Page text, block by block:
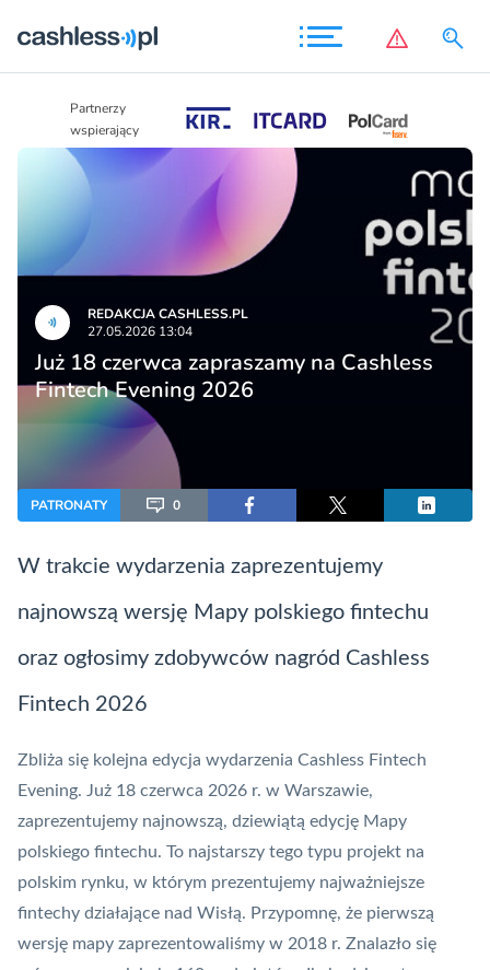
Partnerzy
wspierający
REDAKCJA CASHLESS.PL
27.05.2026 13:04
Już 18 czerwca zapraszamy na Cashless
Fintech Evening 2026
PATRONATY 0
W trakcie wydarzenia zaprezentujemy
najnowszą wersję Mapy polskiego fintechu
oraz ogłosimy zdobywców nagród Cashless
Fintech 2026
Zbliża się kolejna edycja wydarzenia Cashless Fintech
Evening. Już 18 czerwca 2026 r. w Warszawie,
zaprezentujemy najnowszą, dziewiątą edycję Mapy
polskiego fintechu. To najstarszy tego typu projekt na
polskim rynku, w którym prezentujemy najważniejsze
fintechy działające nad Wisłą. Przypomnę, że pierwszą
wersję mapy zaprezentowaliśmy w 2018 r. Znalazło się